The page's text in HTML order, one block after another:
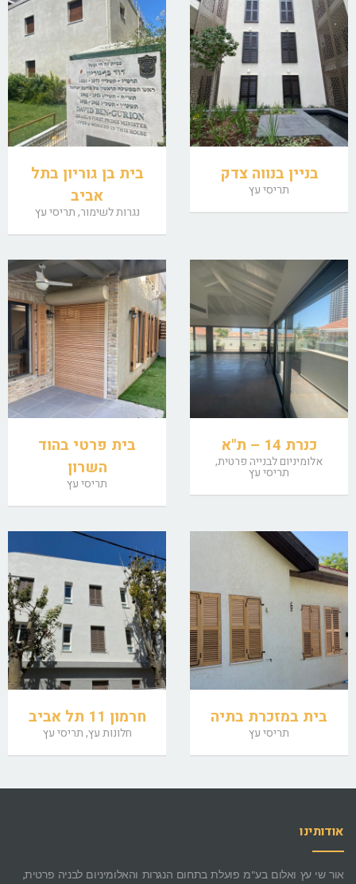
בניין בנווה צדק
תריסי עץ
בית בן גוריון בתל
אביב
נגרות לשימור, תריסי עץ
כנרת 14 – ת"א
אלומיניום לבנייה פרטית,
תריסי עץ
בית פרטי בהוד
השרון
תריסי עץ
בית במזכרת בתיה
תריסי עץ
חרמון 11 תל אביב
חלונות עץ, תריסי עץ
אודותינו
אור שי עץ ואלום בע"מ פועלת בתחום הנגרות והאלומיניום לבניה פרטית,